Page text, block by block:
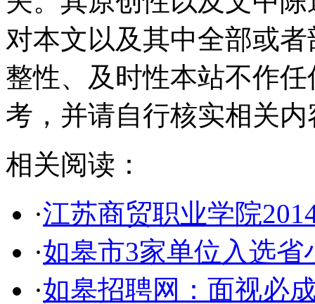
对本文以及其中全部或
整性、及时性本站不作
考，并请自行核实相关内
相关阅读：
·江苏商贸职业学院
·如皋市3家单位入选省
·如皋招聘网：面视必